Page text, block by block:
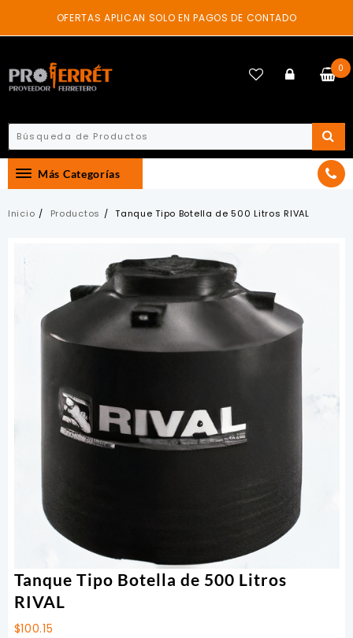
content
OFERTAS APLICAN SOLO EN PAGOS DE CONTADO
0
Más Categorías
Inicio Productos Tanque Tipo Botella de 500 Litros RIVAL
Tanque Tipo Botella de 500 Litros
RIVAL
$100.15